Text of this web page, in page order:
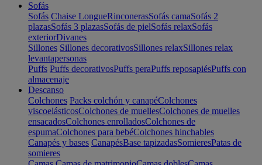
Sofás
Sofás Chaise LongueRinconerasSofás camaSofás 2
plazasSofás 3 plazasSofás de pielSofás relaxSofás
exteriorDivanes
Sillones Sillones decorativosSillones relaxSillones relax
levantapersonas
Puffs Puffs decorativosPuffs peraPuffs reposapiésPuffs con
almacenaje
Descanso
Colchones Packs colchón y canapéColchones
viscoelásticosColchones de muellesColchones de muelles
ensacadosColchones enrolladosColchones de
espumaColchones para bebéColchones hinchables
Canapés y bases CanapésBase tapizadasSomieresPatas de
somieres